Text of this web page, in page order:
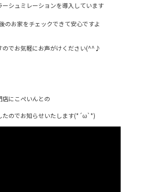
ーシュミレーションを導入しています
のお家をチェックできて安心ですよ
のでお気軽にお声がけください(^^♪
店にこぺいんとの
たのでお知らせいたします(*´ω`*)